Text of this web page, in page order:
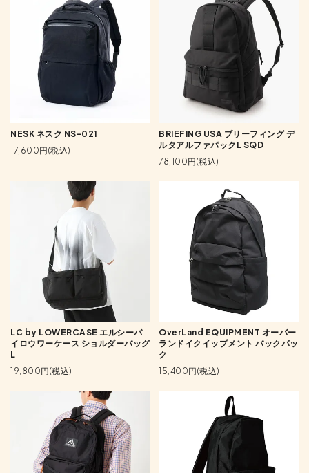
NESK ネスク NS-021
17,600円(税込)
BRIEFING USA ブリーフィング デ
ルタアルファパックL SQD
78,100円(税込)
LC by LOWERCASE エルシーバ
イロウワーケース ショルダーバッグ
L
19,800円(税込)
OverLand EQUIPMENT オーバー
ランドイクイップメント バックパッ
ク
15,400円(税込)